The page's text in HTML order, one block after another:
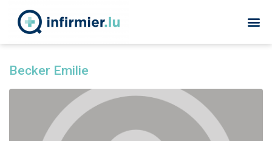
Becker Emilie